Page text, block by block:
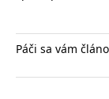
Páči sa vám